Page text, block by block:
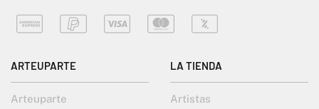
ARTEUPARTE
Arteuparte
LA TIENDA
Artistas